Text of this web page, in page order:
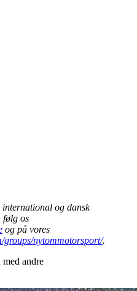
og dansk
følg os
og på vores
groups/nytommotorsport/.
andre